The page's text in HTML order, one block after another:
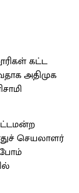
கட்ட
அதிமுக
செயலாளர்